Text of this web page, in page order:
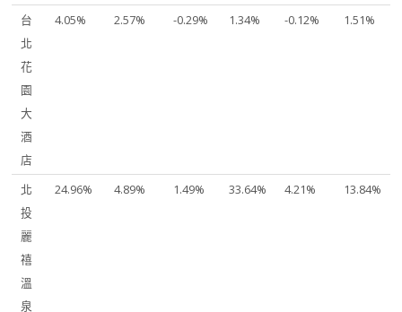
台
北
花
園
大
酒
店
4.05% 2.57% -0.29% 1.34% -0.12% 1.51%
北
投
麗
禧
溫
泉
24.96% 4.89% 1.49% 33.64% 4.21% 13.84%